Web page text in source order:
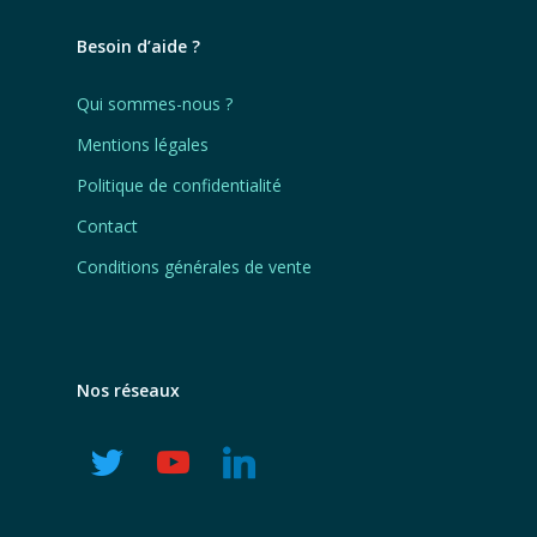
Besoin d’aide ?
Qui sommes-nous ?
Mentions légales
Politique de confidentialité
Contact
Conditions générales de vente
Nos réseaux
twitter youtube linkedin